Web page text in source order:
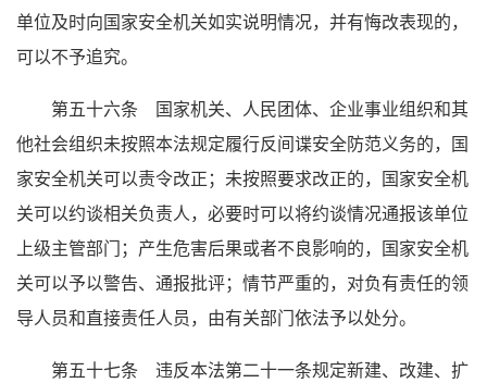
单位及时向国家安全机关如实说明情况，并有悔改表现的，
可以不予追究。
第五十六条 国家机关、人民团体、企业事业组织和其
他社会组织未按照本法规定履行反间谍安全防范义务的，国
家安全机关可以责令改正；未按照要求改正的，国家安全机
关可以约谈相关负责人，必要时可以将约谈情况通报该单位
上级主管部门；产生危害后果或者不良影响的，国家安全机
关可以予以警告、通报批评；情节严重的，对负有责任的领
导人员和直接责任人员，由有关部门依法予以处分。
第五十七条 违反本法第二十一条规定新建、改建、扩